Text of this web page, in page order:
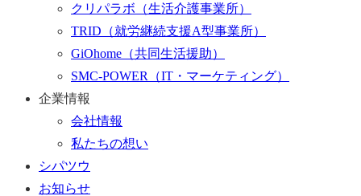
クリパラボ （生活介護事業所）
TRID （就労継続支援A型事業所）
GiOhome （共同生活援助）
SMC-POWER
（IT・マーケティング）
企業情報
会社情報
私たちの想い
シパツウ
お知らせ